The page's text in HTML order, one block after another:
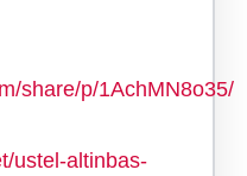
share/p/1AchMN8o35/
ustel-altinbas-